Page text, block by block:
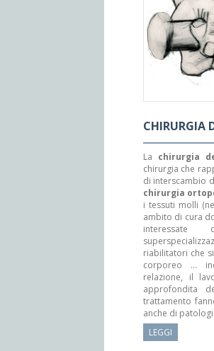
CHIRURGIA
La chirurgia
chirurgia che
di interscambio
chirurgia
i tessuti molli
ambito di cura
riabilitatori che
corporeo ...
relazione, il
approfondita
trattamento
anche di
LEGGI